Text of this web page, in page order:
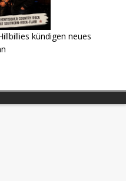
kündigen neues